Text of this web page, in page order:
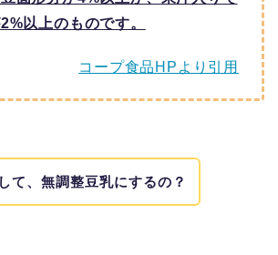
以上のものです。
コープ食品HPより引用
て、無調整豆乳にするの？